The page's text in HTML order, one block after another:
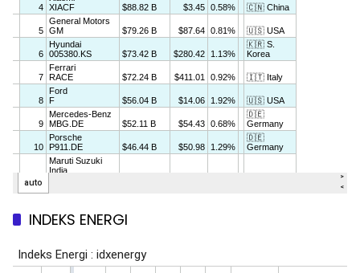
INDEKS ENERGI